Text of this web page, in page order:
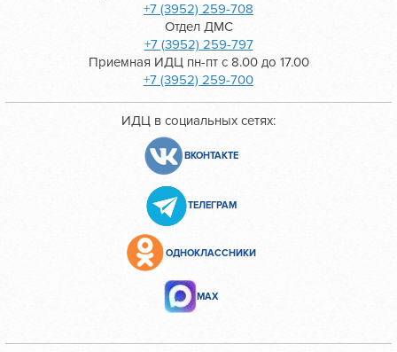
+7 (3952) 259-708
Отдел ДМС
+7 (3952) 259-797
Приемная ИДЦ пн-пт с 8.00 до 17.00
+7 (3952) 259-700
ИДЦ в социальных сетях:
ВКОНТАКТЕ
ТЕЛЕГРАМ
ОДНОКЛАССНИКИ
МАХ